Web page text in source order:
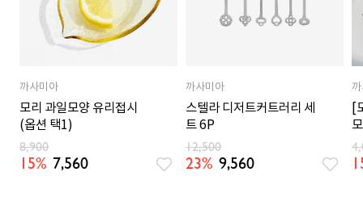
까사미아
모리 과일모양 유리접시
(옵션 택1)
8,900
15% 7,560
까사미아
스텔라 디저트커트러리 세
트 6P
12,500
23% 9,560
[